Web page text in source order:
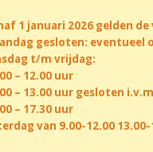
1 januari 2026 gelden
gesloten: eventueel
t/m vrijdag:
– 12.00 uur
– 13.00 uur gesloten
– 17.30 uur
van 9.00-12.00 13.00-